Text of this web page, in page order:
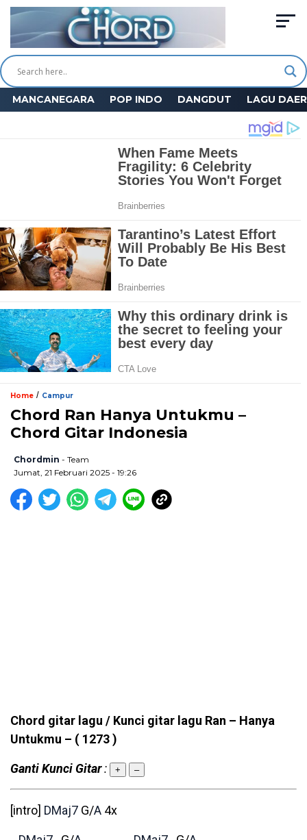
MANCANEGARA POP INDO DANGDUT LAGU
Home / Campur
Chord Ran Hanya Untukmu –
Chord Gitar Indonesia
Chordmin - Team
Jumat, 21 Februari 2025 - 19:26
Chord gitar lagu / Kunci gitar lagu Ran – Hanya
Untukmu – ( 1273 )
Ganti Kunci Gitar: + –
[intro] DMaj7 G/A 4x